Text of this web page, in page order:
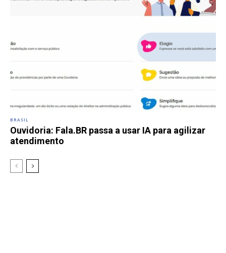
BRASIL
Ouvidoria: Fala.BR passa a usar IA para agilizar
atendimento